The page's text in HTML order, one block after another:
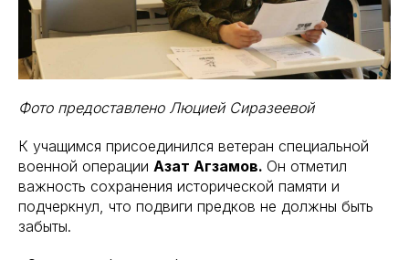
Фото предоставлено Люцией Сиразеевой
К учащимся присоединился ветеран специальной
военной операции Азат Агзамов. Он отметил
важность сохранения исторической памяти и
подчеркнул, что подвиги предков не должны быть
забыты.